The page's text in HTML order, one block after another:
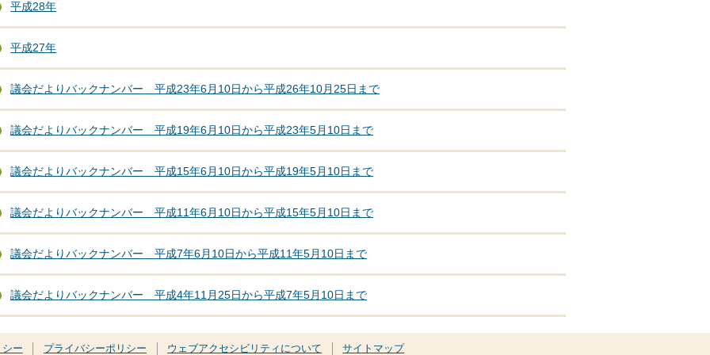
平成28年
平成27年
議会だよりバックナンバー 平成23年6月10日から平成26年10月25日まで
議会だよりバックナンバー 平成19年6月10日から平成23年5月10日まで
議会だよりバックナンバー 平成15年6月10日から平成19年5月10日まで
議会だよりバックナンバー 平成11年6月10日から平成15年5月10日まで
議会だよりバックナンバー 平成7年6月10日から平成11年5月10日まで
議会だよりバックナンバー 平成4年11月25日から平成7年5月10日まで
ー プライバシーポリシー ウェブアクセシビリティについて サイトマップ